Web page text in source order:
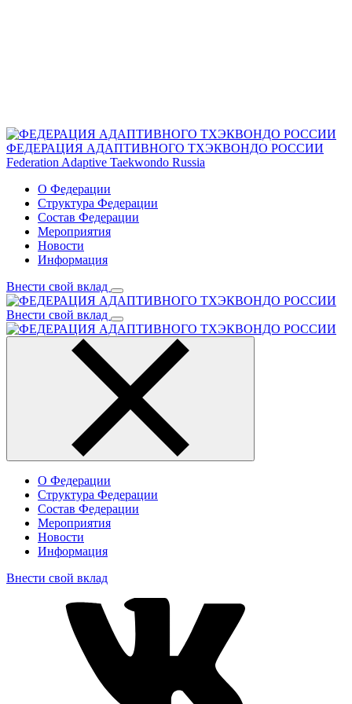
ФЕДЕРАЦИЯ АДАПТИВНОГО ТХЭКВОНДО РОССИИ
Federation Adaptive Taekwondo Russia
О Федерации
Структура Федерации
Состав Федерации
Мероприятия
Новости
Информация
Внести свой вклад
Внести свой вклад
О Федерации
Структура Федерации
Состав Федерации
Мероприятия
Новости
Информация
Внести свой вклад